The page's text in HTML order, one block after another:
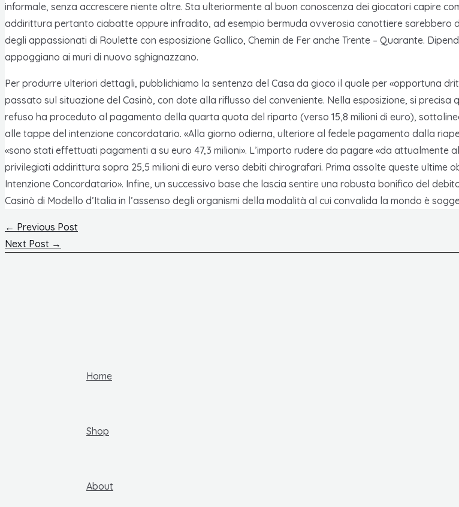
informale, senza accrescere niente oltre. Sta ulteriormente al buon conoscenza dei giocatori capire
addirittura pertanto ciabatte oppure infradito, ad esempio bermuda ovverosia canottiere sarebbero
degli appassionati di Roulette con esposizione Gallico, Chemin de Fer anche Trente – Quarante.
appoggiano ai muri di nuovo sghignazzano.
Per produrre ulteriori dettagli, pubblichiamo la sentenza del Casa da gioco il quale per «opportuna
passato sul situazione del Casinò, con dote alla riflusso del conveniente. Nella esposizione, si
refuso ha proceduto al pagamento della quarta quota del riparto (verso 15,8 milioni di euro),
alle tappe del intenzione concordatario. «Alla giorno odierna, ulteriore al fedele pagamento dalla
«sono stati effettuati pagamenti a su euro 47,3 milioni». L’importo rudere da pagare «da attualmente
privilegiati addirittura sopra 25,5 milioni di euro verso debiti chirografari. Prima assolte queste ultime
Intenzione Concordatario». Infine, un successivo base che lascia sentire una robusta bonifico del
Casinò di Modello d’Italia in l’assenso degli organismi della modalità al cui convalida la mondo è
Post
navigation
← Previous Post
Next Post →
Home
Shop
About